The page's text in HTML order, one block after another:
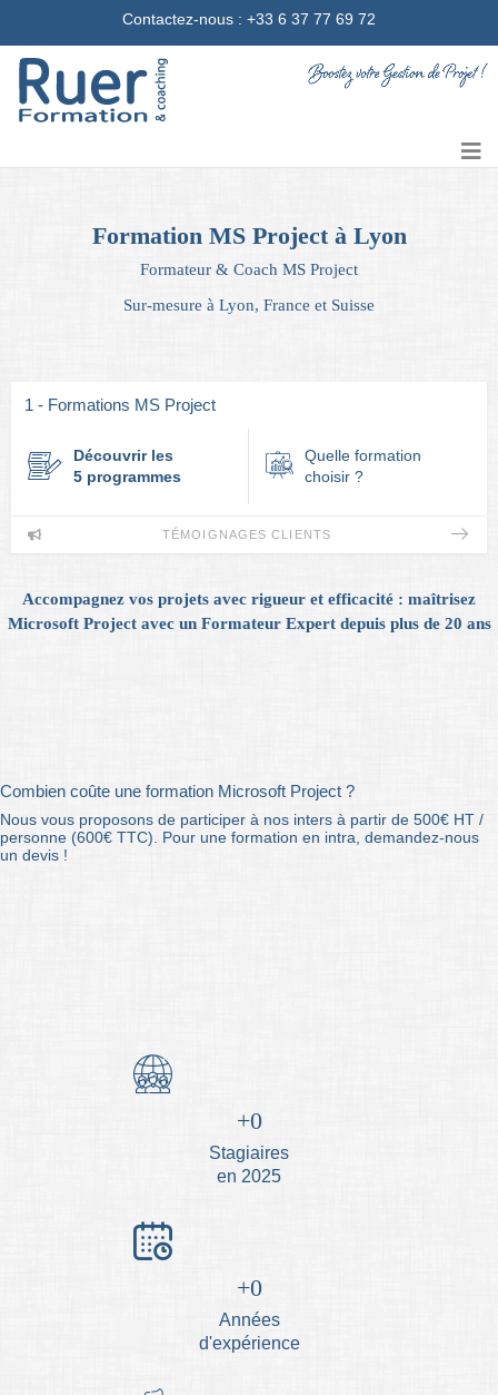
Contactez-nous : +33 6 37 77 69 72
Formation MS Project à Lyon
Formateur & Coach MS Project
Sur-mesure à Lyon, France et Suisse
1 - Formations MS Project
Découvrir les
5 programmes
Quelle formation
choisir ?
TÉMOIGNAGES CLIENTS
Accompagnez vos projets avec rigueur et efficacité : maîtrisez
Microsoft Project avec un Formateur Expert depuis plus de 20 ans
Combien coûte une formation Microsoft Project ?
Nous vous proposons de participer à nos inters à partir de 500€ HT /
personne (600€ TTC). Pour une formation en intra, demandez-nous
un devis !
0
Stagiaires
en 2025
0
Années
d'expérience